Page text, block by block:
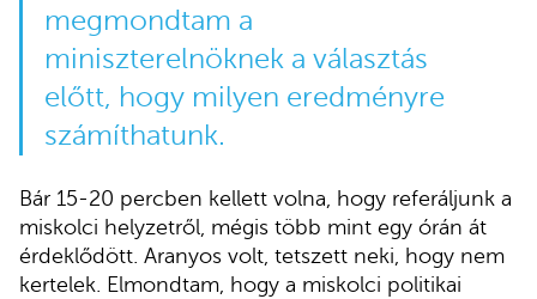
megmondtam a
miniszterelnöknek a választás
előtt, hogy milyen eredményre
számíthatunk.
Bár 15-20 percben kellett volna, hogy referáljunk a
miskolci helyzetről, mégis több mint egy órán át
érdeklődött. Aranyos volt, tetszett neki, hogy nem
kertelek. Elmondtam, hogy a miskolci politikai